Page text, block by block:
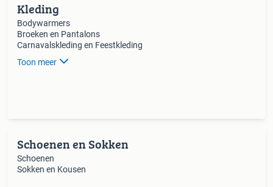
Kleding
Bodywarmers
Broeken en Pantalons
Carnavalskleding en Feestkleding
Toon meer
Schoenen en Sokken
Schoenen
Sokken en Kousen